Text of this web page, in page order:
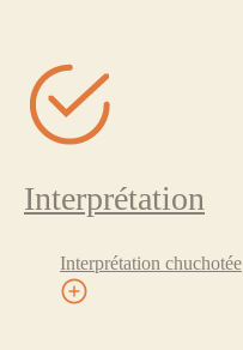
Interprétation
Interprétation chuchotée